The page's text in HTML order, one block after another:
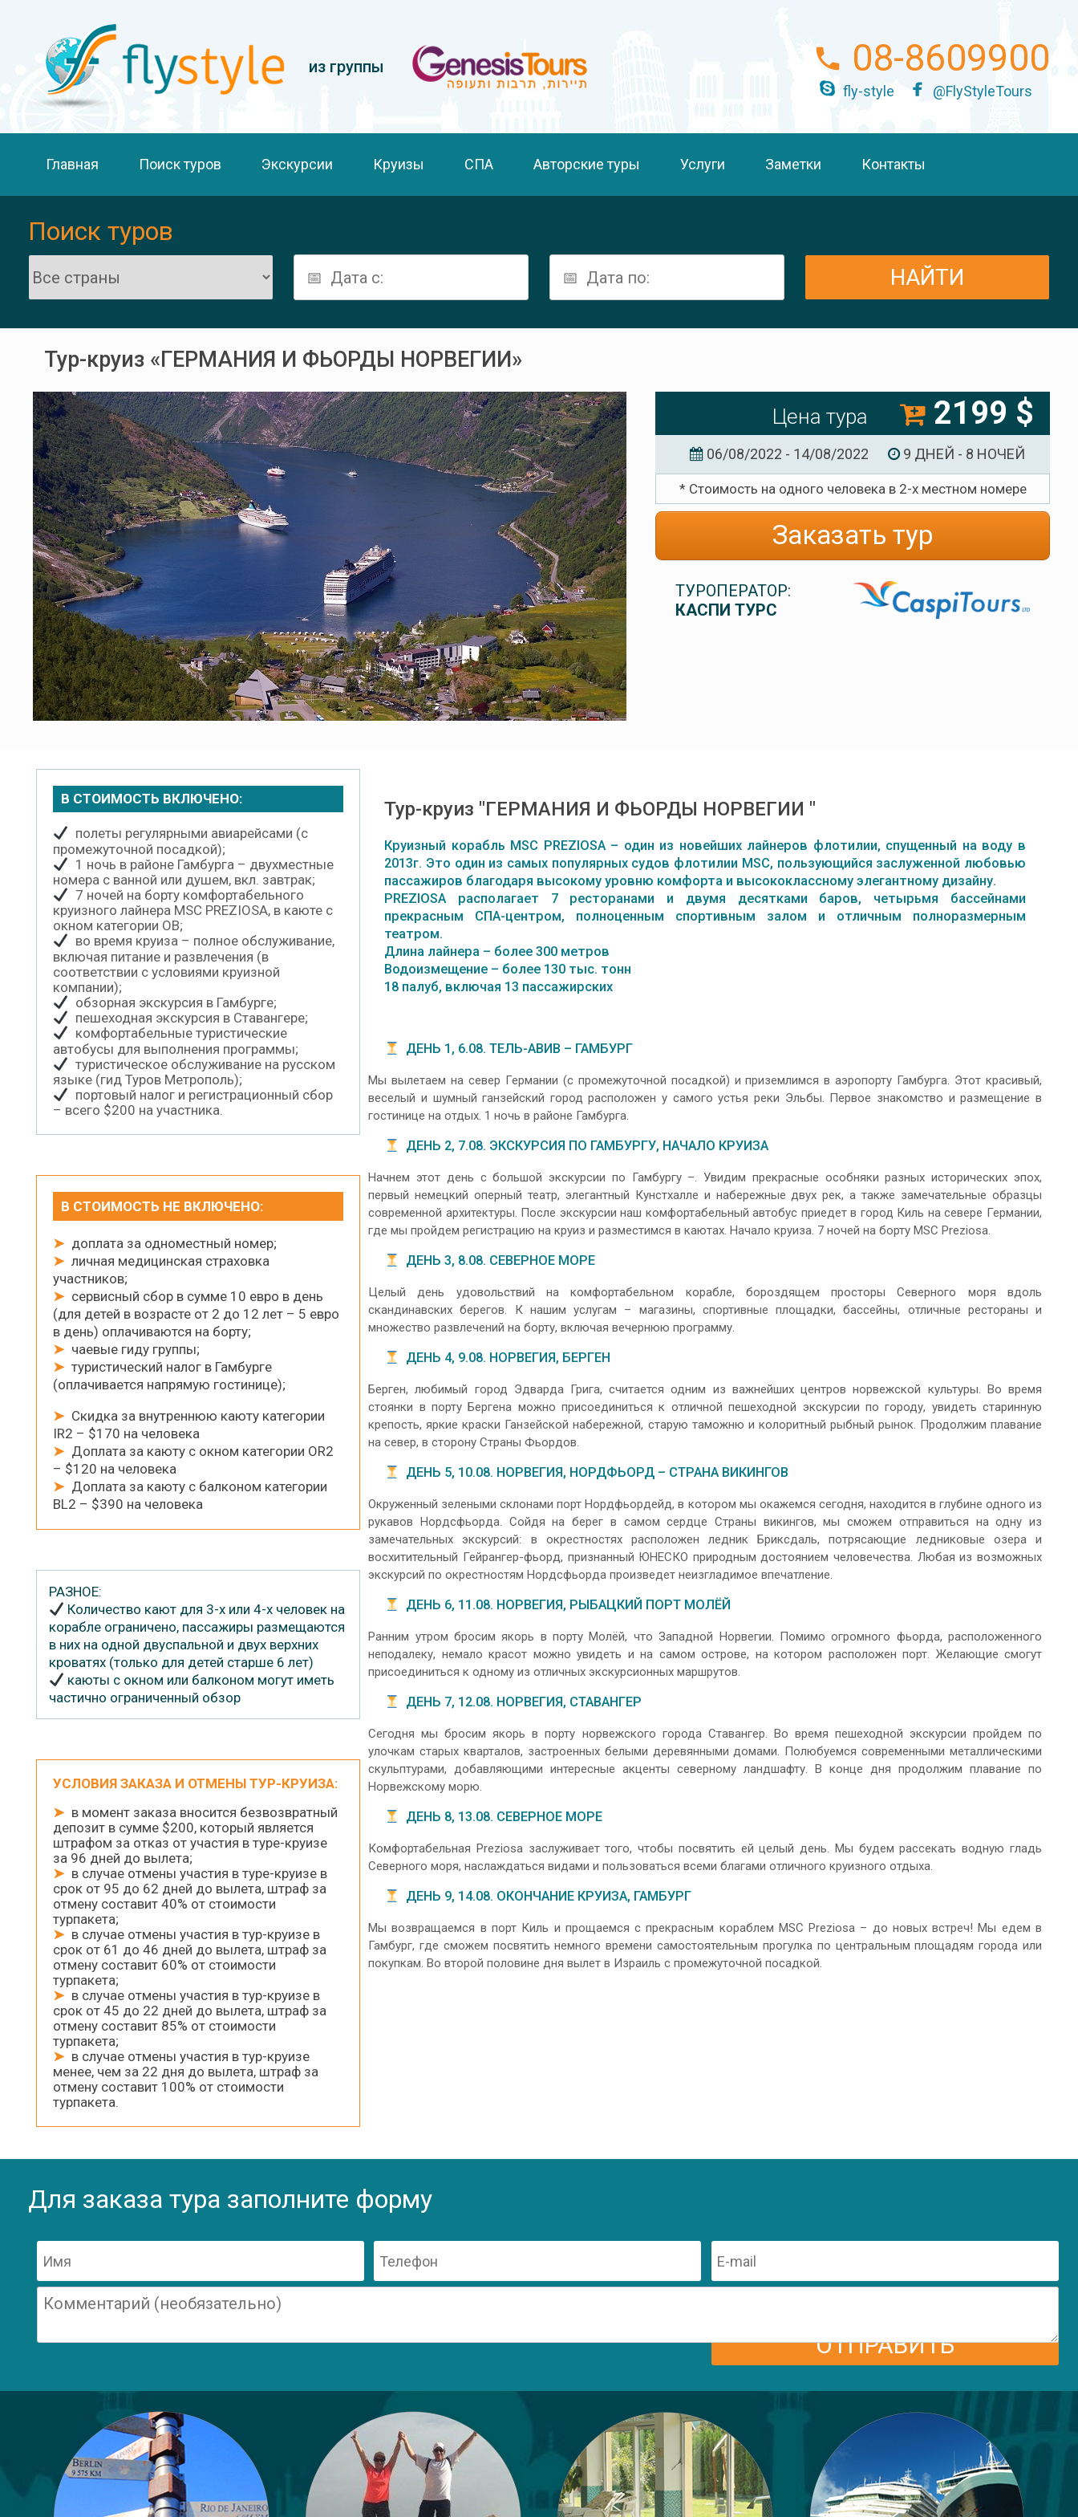
из группы 08-8609900
fly-style @FlyStyleTours
Главная Поиск туров Экскурсии Круизы СПА Авторские туры Услуги Заметки Контакты
Поиск туров
Тур-круиз «ГЕРМАНИЯ И ФЬОРДЫ НОРВЕГИИ»
Цена тура 2199 $
06/08/2022 - 14/08/2022 9 ДНЕЙ - 8 НОЧЕЙ
* Стоимость на одного человека в 2-х местном номере
Заказать тур
ТУРОПЕРАТОР:
КАСПИ ТУРС
В СТОИМОСТЬ ВКЛЮЧЕНО:
полеты регулярными авиарейсами (с
промежуточной посадкой);
1 ночь в районе Гамбурга – двухместные
номера с ванной или душем, вкл. завтрак;
7 ночей на борту комфортабельного
круизного лайнера MSC PREZIOSA, в каюте с
окном категории OB;
во время круиза – полное обслуживание,
включая питание и развлечения (в
соответствии с условиями круизной
компании);
обзорная экскурсия в Гамбурге;
пешеходная экскурсия в Ставангере;
комфортабельные туристические
автобусы для выполнения программы;
туристическое обслуживание на русском
языке (гид Туров Метрополь);
портовый налог и регистрационный сбор
– всего $200 на участника.
В СТОИМОСТЬ НЕ ВКЛЮЧЕНО:
➤доплата за одноместный номер;
➤личная медицинская страховка
участников;
➤сервисный сбор в сумме 10 евро в день
(для детей в возрасте от 2 до 12 лет – 5 евро
в день) оплачиваются на борту;
➤чаевые гиду группы;
➤туристический налог в Гамбурге
(оплачивается напрямую гостинице);
➤Скидка за внутреннюю каюту категории
IR2 – $170 на человека
➤Доплата за каюту с окном категории OR2
– $120 на человека
➤Доплата за каюту с балконом категории
BL2 – $390 на человека
РАЗНОЕ:
Количество кают для 3-х или 4-х человек на
корабле ограничено, пассажиры размещаются
в них на одной двуспальной и двух верхних
кроватях (только для детей старше 6 лет)
каюты с окном или балконом могут иметь
частично ограниченный обзор
УСЛОВИЯ ЗАКАЗА И ОТМЕНЫ ТУР-КРУИЗА:
➤в момент заказа вносится безвозвратный
депозит в сумме $200, который является
штрафом за отказ от участия в туре-круизе
за 96 дней до вылета;
➤в случае отмены участия в туре-круизе в
срок от 95 до 62 дней до вылета, штраф за
отмену составит 40% от стоимости
турпакета;
➤в случае отмены участия в тур-круизе в
срок от 61 до 46 дней до вылета, штраф за
отмену составит 60% от стоимости
турпакета;
➤в случае отмены участия в тур-круизе в
срок от 45 до 22 дней до вылета, штраф за
отмену составит 85% от стоимости
турпакета;
➤в случае отмены участия в тур-круизе
менее, чем за 22 дня до вылета, штраф за
отмену составит 100% от стоимости
турпакета.
Тур-круиз "ГЕРМАНИЯ И ФЬОРДЫ НОРВЕГИИ "
Круизный корабль MSC PREZIOSA – один из новейших лайнеров флотилии, спущенный на воду в
2013г. Это один из самых популярных судов флотилии MSC, пользующийся заслуженной любовью
пассажиров благодаря высокому уровню комфорта и высококлассному элегантному дизайну.
PREZIOSA располагает 7 ресторанами и двумя десятками баров, четырьмя бассейнами
прекрасным СПА-центром, полноценным спортивным залом и отличным полноразмерным
театром.
Длина лайнера – более 300 метров
Водоизмещение – более 130 тыс. тонн
18 палуб, включая 13 пассажирских
ДЕНЬ 1, 6.08. ТЕЛЬ-АВИВ – ГАМБУРГ
Мы вылетаем на север Германии (с промежуточной посадкой) и приземлимся в аэропорту Гамбурга. Этот красивый,
веселый и шумный ганзейский город расположен у самого устья реки Эльбы. Первое знакомство и размещение в
гостинице на отдых. 1 ночь в районе Гамбурга.
ДЕНЬ 2, 7.08. ЭКСКУРСИЯ ПО ГАМБУРГУ, НАЧАЛО КРУИЗА
Начнем этот день с большой экскурсии по Гамбургу –. Увидим прекрасные особняки разных исторических эпох,
первый немецкий оперный театр, элегантный Кунстхалле и набережные двух рек, а также замечательные образцы
современной архитектуры. После экскурсии наш комфортабельный автобус приедет в город Киль на севере Германии,
где мы пройдем регистрацию на круиз и разместимся в каютах. Начало круиза. 7 ночей на борту MSC Preziosa.
ДЕНЬ 3, 8.08. СЕВЕРНОЕ МОРЕ
Целый день удовольствий на комфортабельном корабле, бороздящем просторы Северного моря вдоль
скандинавских берегов. К нашим услугам – магазины, спортивные площадки, бассейны, отличные рестораны и
множество развлечений на борту, включая вечернюю программу.
ДЕНЬ 4, 9.08. НОРВЕГИЯ, БЕРГЕН
Берген, любимый город Эдварда Грига, считается одним из важнейших центров норвежской культуры. Во время
стоянки в порту Бергена можно присоединиться к отличной пешеходной экскурсии по городу, увидеть старинную
крепость, яркие краски Ганзейской набережной, старую таможню и колоритный рыбный рынок. Продолжим плавание
на север, в сторону Страны Фьордов.
ДЕНЬ 5, 10.08. НОРВЕГИЯ, НОРДФЬОРД – СТРАНА ВИКИНГОВ
Окруженный зелеными склонами порт Нордфьордейд, в котором мы окажемся сегодня, находится в глубине одного из
рукавов Нордсфьорда. Сойдя на берег в самом сердце Страны викингов, мы сможем отправиться на одну из
замечательных экскурсий: в окрестностях расположен ледник Бриксдаль, потрясающие ледниковые озера и
восхитительный Гейрангер-фьорд, признанный ЮНЕСКО природным достоянием человечества. Любая из возможных
экскурсий по окрестностям Нордсфьорда произведет неизгладимое впечатление.
ДЕНЬ 6, 11.08. НОРВЕГИЯ, РЫБАЦКИЙ ПОРТ МОЛЁЙ
Ранним утром бросим якорь в порту Молёй, что Западной Норвегии. Помимо огромного фьорда, расположенного
неподалеку, немало красот можно увидеть и на самом острове, на котором расположен порт. Желающие смогут
присоединиться к одному из отличных экскурсионных маршрутов.
ДЕНЬ 7, 12.08. НОРВЕГИЯ, СТАВАНГЕР
Сегодня мы бросим якорь в порту норвежского города Ставангер. Во время пешеходной экскурсии пройдем по
улочкам старых кварталов, застроенных белыми деревянными домами. Полюбуемся современными металлическими
скульптурами, добавляющими интересные акценты северному ландшафту. В конце дня продолжим плавание по
Норвежскому морю.
ДЕНЬ 8, 13.08. СЕВЕРНОЕ МОРЕ
Комфортабельная Preziosa заслуживает того, чтобы посвятить ей целый день. Мы будем рассекать водную гладь
Северного моря, наслаждаться видами и пользоваться всеми благами отличного круизного отдыха.
ДЕНЬ 9, 14.08. ОКОНЧАНИЕ КРУИЗА, ГАМБУРГ
Мы возвращаемся в порт Киль и прощаемся с прекрасным кораблем MSC Preziosa – до новых встреч! Мы едем в
Гамбург, где сможем посвятить немного времени самостоятельным прогулка по центральным площадям города или
покупкам. Во второй половине дня вылет в Израиль с промежуточной посадкой.
Для заказа тура заполните форму